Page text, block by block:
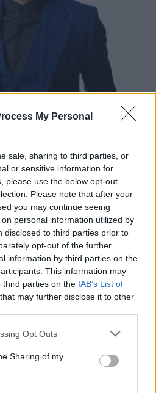
My Personal
sale, sharing to third parties, or
or sensitive information for
please use the below opt-out
Please note that after your
you may continue seeing
personal information utilized by
disclosed to third parties prior to
opt-out of the further
information by third parties on the
This information may
third parties on the IAB’s List of
that may further disclose it to other
Opt Outs
Sharing of my